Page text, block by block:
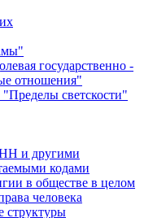
государственно -
отношения"
светскости"
и другими
кодами
в обществе в целом
человека
структуры